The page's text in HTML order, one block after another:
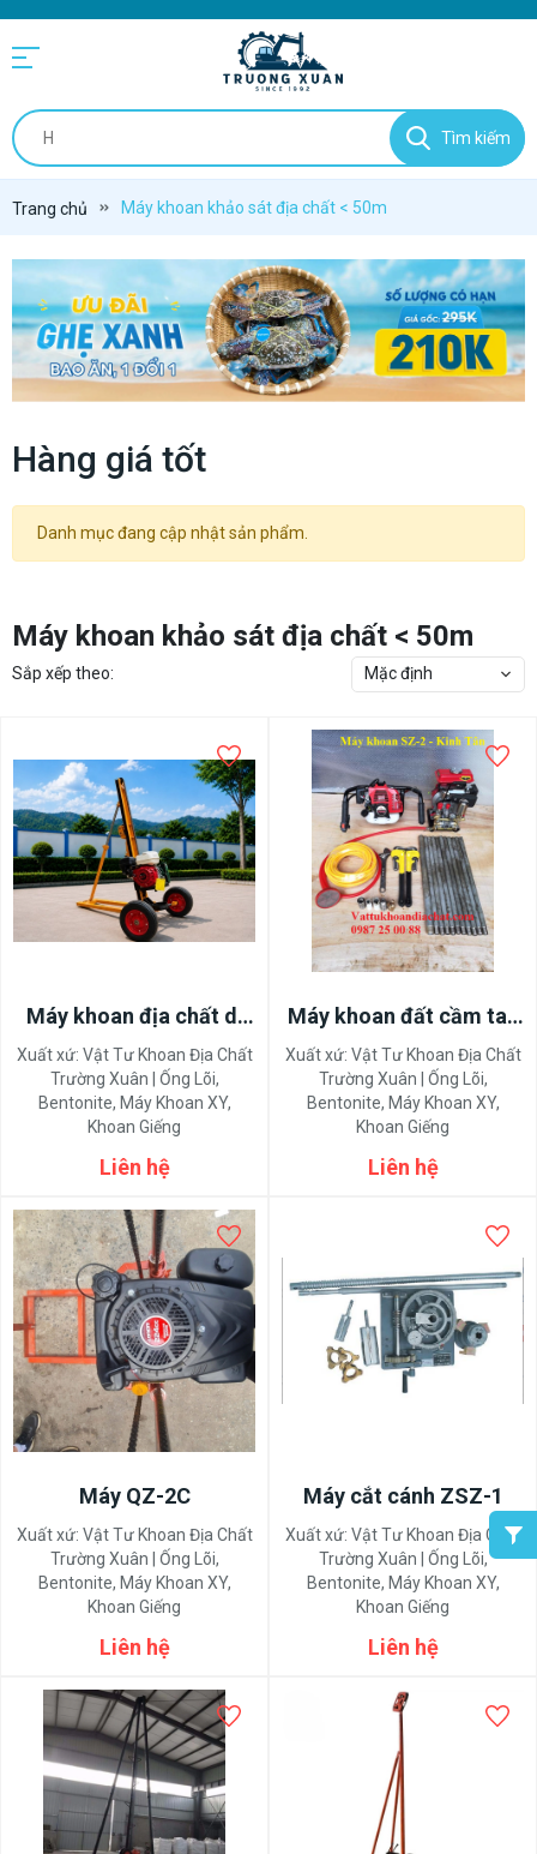
Tìm kiếm
Trang chủ Máy khoan khảo sát địa chất < 50m
Hàng giá tốt
Danh mục đang cập nhật sản phẩm.
Máy khoan khảo sát địa chất < 50m
Sắp xếp theo: Mặc định
Máy khoan địa chất di
động YKB-12/25
Xuất xứ: Vật Tư Khoan Địa Chất
Trường Xuân | Ống Lõi,
Bentonite, Máy Khoan XY,
Khoan Giếng
Liên hệ
Máy khoan đất cầm tay
SZ-2
Xuất xứ: Vật Tư Khoan Địa Chất
Trường Xuân | Ống Lõi,
Bentonite, Máy Khoan XY,
Khoan Giếng
Liên hệ
Máy QZ-2C
Xuất xứ: Vật Tư Khoan Địa Chất
Trường Xuân | Ống Lõi,
Bentonite, Máy Khoan XY,
Khoan Giếng
Liên hệ
Máy cắt cánh ZSZ-1
Xuất xứ: Vật Tư Khoan Địa Chất
Trường Xuân | Ống Lõi,
Bentonite, Máy Khoan XY,
Khoan Giếng
Liên hệ